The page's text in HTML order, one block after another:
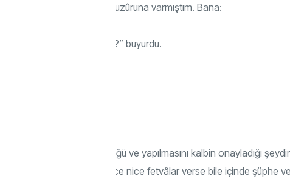
aleyhi ve sellem’in huzûruna varmıştım. Bana:
sormaya mı geldin?” buyurdu.
İyilik, nefsin uygun gördüğü ve yapılmasını kalbin onayladığı
başkaları sana yap diye nice nice fetvâlar verse bile içinde şüphe